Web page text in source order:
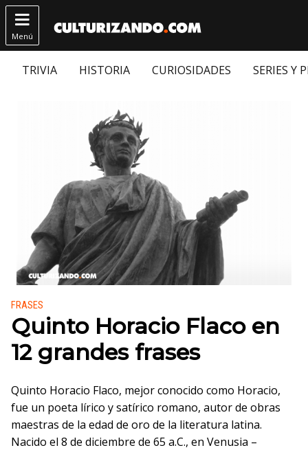

Menú
TRIVIA HISTORIA CURIOSIDADES SERIES Y
Publicado en:
FRASES
Quinto Horacio Flaco en
12 grandes frases
Quinto Horacio Flaco, mejor conocido como Horacio,
fue un poeta lírico y satírico romano, autor de obras
maestras de la edad de oro de la literatura latina.
Nacido el 8 de diciembre de 65 a.C., en Venusia –